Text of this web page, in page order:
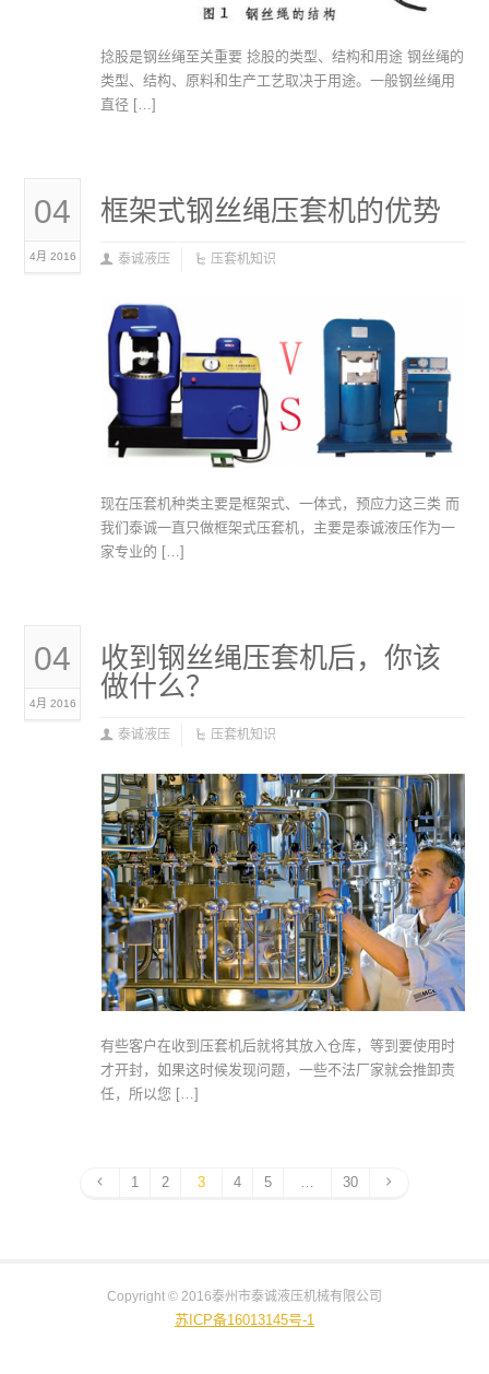
捻股是钢丝绳至关重要 捻股的类型、结构和用途 钢丝绳的
类型、结构、原料和生产工艺取决于用途。一般钢丝绳用
直径 […]
04
4月 2016
框架式钢丝绳压套机的优势
泰诚液压 压套机知识
现在压套机种类主要是框架式、一体式，预应力这三类 而
我们泰诚一直只做框架式压套机，主要是泰诚液压作为一
家专业的 […]
04
4月 2016
收到钢丝绳压套机后，你该
做什么？
泰诚液压 压套机知识
有些客户在收到压套机后就将其放入仓库，等到要使用时
才开封，如果这时候发现问题，一些不法厂家就会推卸责
任，所以您 […]
1 2 3 4 5 30
Copyright © 2016泰州市泰诚液压机械有限公司
苏ICP备16013145号-1